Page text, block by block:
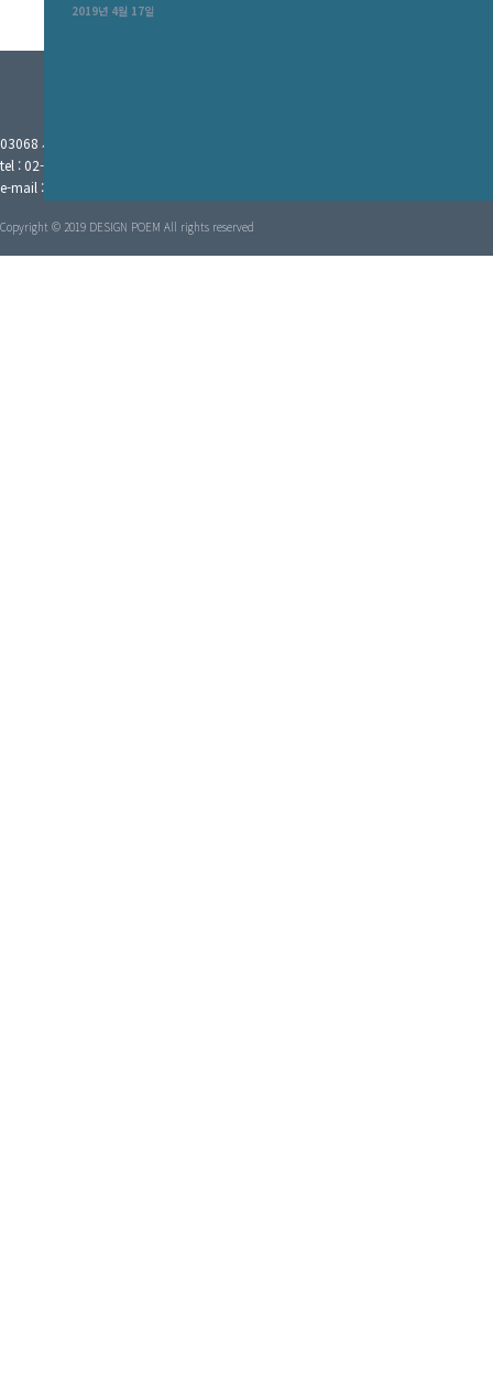
2019년 4월 17일
03068 서울시 종로구 혜화로 35 디자인포엠
tel : 02-763-0703 fax : 02-6455-5084
e-mail : depoem13@gmail.com 사업자번호 794-10-01025
Copyright © 2019 DESIGN POEM All rights reserved